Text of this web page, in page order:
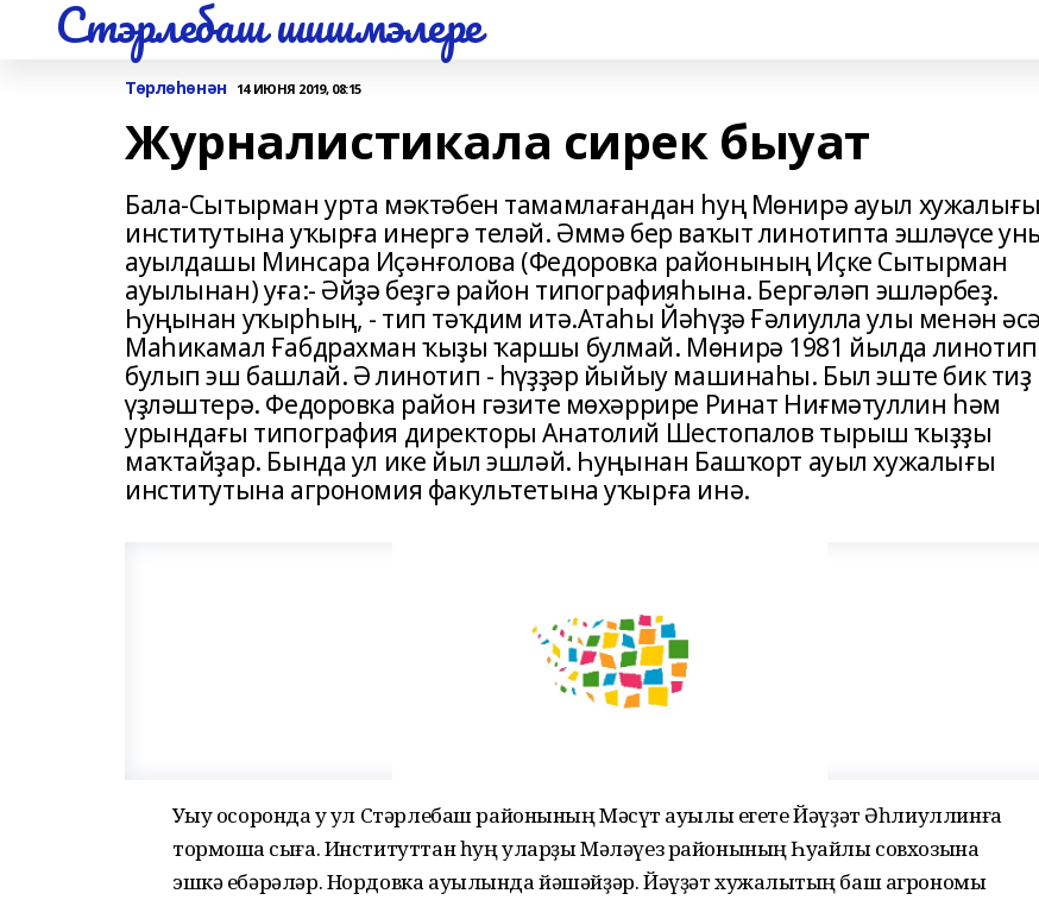
Стэрлебаш шишмэлере
Төрлөһөнән 14 ИЮНЯ 2019, 08:15
Журналистикала сирек быуат
Бала-Сытырман урта мәктәбен тамамлағандан һуң Мөнирә ауыл хужалығы
институтына уҡырға инергә теләй. Әммә бер ваҡыт линотипта эшләүсе
ауылдашы Минсара Иҫәнғолова (Федоровка районының Иҫке Сытырман
ауылынан) уға:- Әйҙә беҙгә район типографияһына. Бергәләп эшләрбеҙ.
Һуңынан уҡырһың, - тип тәҡдим итә.Атаһы Йәһүҙә Ғәлиулла улы менән
Маһикамал Ғабдрахман ҡыҙы ҡаршы булмай. Мөнирә 1981 йылда
булып эш башлай. Ә линотип - һүҙҙәр йыйыу машинаһы. Был эште бик тиҙ
үҙләштерә. Федоровка район гәзите мөхәррире Ринат Ниғмәтуллин һәм
урындағы типография директоры Анатолий Шестопалов тырыш ҡыҙҙы
маҡтайҙар. Бында ул ике йыл эшләй. Һуңынан Башҡорт ауыл хужалығы
институтына агрономия факультетына уҡырға инә.
Уҡыу осоронда уҡ ул Стәрлебаш районының Мәҡсүт ауылы егете Йәүҙәт Әһлиуллинға
тормошҡа сыға. Институттан һуң уларҙы Мәләүез районының Һуҡайлы совхозына
эшкә ебәрәләр. Нордовка ауылында йәшәйҙәр. Йәүҙәт хужалыҡтың баш агрономы